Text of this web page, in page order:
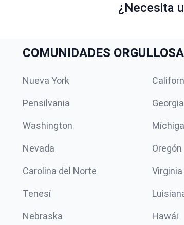
¿Necesita
COMUNIDADES
Nueva York
Pensilvania Georgia
Washington
Nevada Oregón
Carolina del Norte Virginia
Tenesí
Nebraska Hawái